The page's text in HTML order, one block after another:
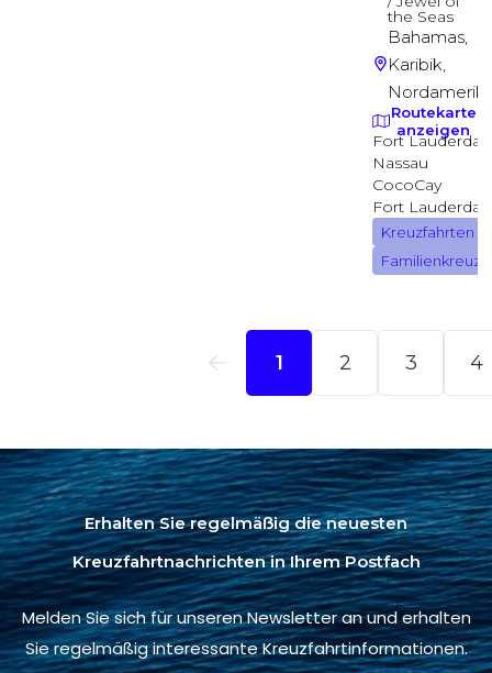
Erhalten Sie regelmäßig die neuesten
Kreuzfahrtnachrichten in Ihrem Postfach
Melden Sie sich für unseren Newsletter an und erhalten
Sie regelmäßig interessante Kreuzfahrtinformationen.